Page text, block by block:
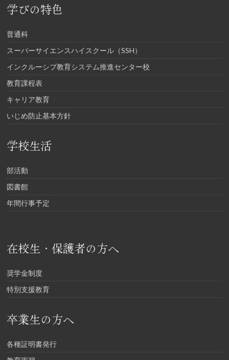
学びの特色
普通科
スーパーサイエンスハイスクール（SSH）
インクルーシブ教育システム推進センター校
教育課程表
キャリア教育
いじめ防止基本方針
学校生活
部活動
図書館
年間行事予定
在校生・保護者の方へ
奨学金制度
特別支援教育
卒業生の方へ
各種証明書発行